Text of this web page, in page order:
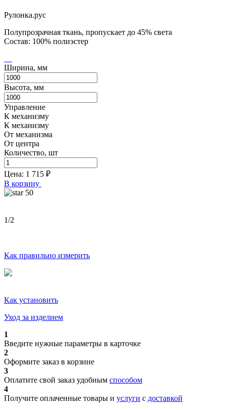
Рулонка.рус
Полупрозрачная ткань, пропускает до 45% света
Состав: 100% полиэстер
Ширина, мм
Высота, мм
Управление
К механизму
К механизму
От механизма
От центра
Количество, шт
Цена: 1 715 ₽
В корзину
50
1/2
Как правильно измерить
Как установить
Уход за изделием
1
Введите нужные параметры в карточке
2
Оформите заказ в корзине
3
Оплатите свой заказ удобным способом
4
Получите оплаченные товары и услуги с доставкой